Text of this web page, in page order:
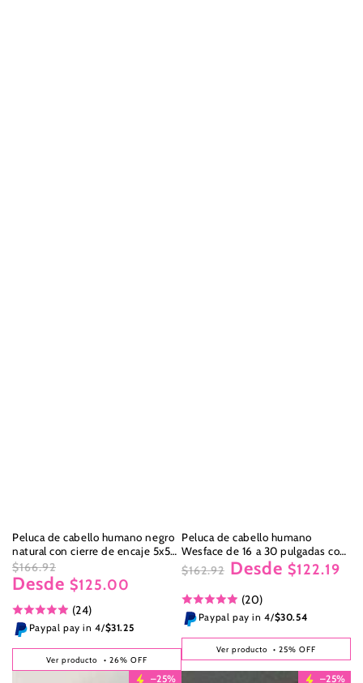
Peluca de cabello humano negro
natural con cierre de encaje 5x5
de Wesface
Precio
$166.92
Precio
venta
Desde $125.00
(24)
Paypal pay in 4/$31.25
Ver producto • 26% OFF
Peluca de cabello humano
Wesface de 16 a 30 pulgadas con
cierre de encaje y corte recto 5x5
regular
$162.92
de
venta
Desde $122.19
(20)
Paypal pay in 4/$30.54
Ver producto • 25% OFF
–25% –25%